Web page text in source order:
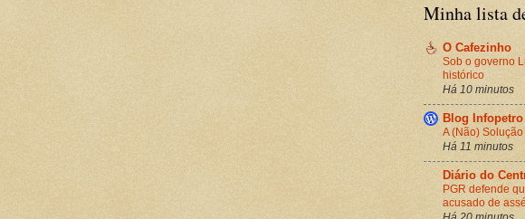
Minha lista
O Cafezinho
Sob o governo
histórico
Há 10 minutos
Blog Infopetro
A (Não)
Há 11 minutos
Diário do
PGR defende
acusado de
Há 20 minutos